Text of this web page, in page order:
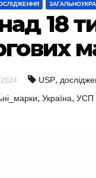
18
USP,
, Україна, УСП